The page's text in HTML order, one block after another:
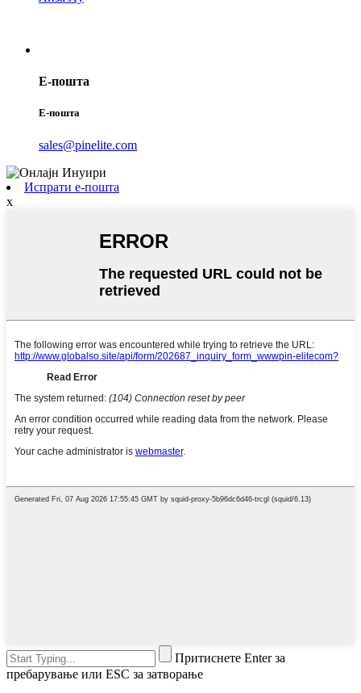
Е-пошта
Е-пошта
sales@pinelite.com
Испрати е-пошта
x
Притиснете Enter за
пребарување или ESC за затворање